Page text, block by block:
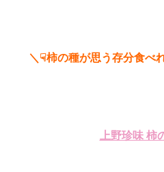
＼☟柿の種が思う存分食べ
上野珍味 柿